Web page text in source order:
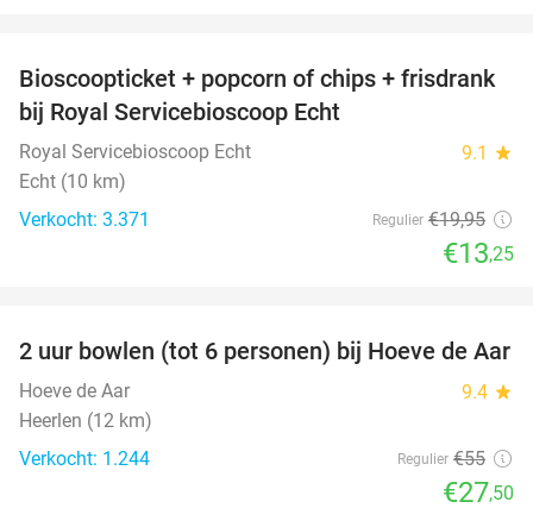
34%
Bioscoopticket + popcorn of chips + frisdrank
bij Royal Servicebioscoop Echt
Royal Servicebioscoop Echt 9.1 star
Echt (10 km)
Verkocht: 3.371
Regulier €19,95
€13,25
50%
2 uur bowlen (tot 6 personen) bij Hoeve de Aar
Hoeve de Aar 9.4 star
Heerlen (12 km)
Verkocht: 1.244
Regulier €55
€27,50